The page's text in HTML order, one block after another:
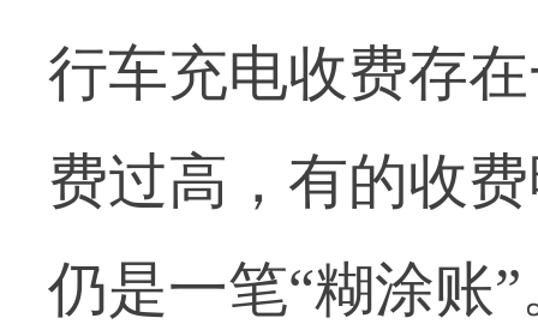
行车充电收费存
费过高，有的收
仍是一笔“糊涂账